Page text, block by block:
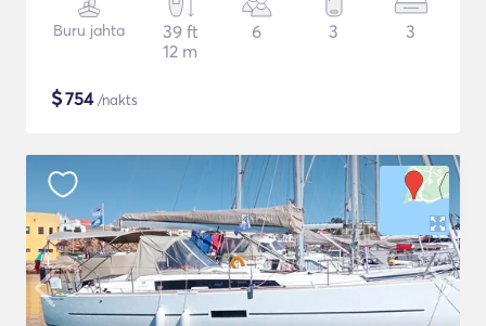
Buru jahta
39 ft
12 m
6 3 3
$754/nakts